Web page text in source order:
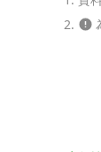
2.